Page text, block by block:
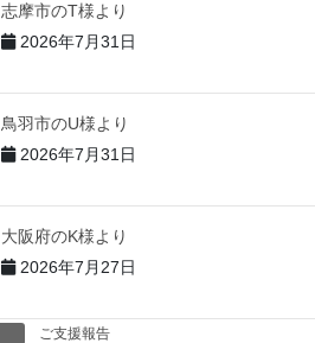
志摩市のT様より
2026年7月31日
鳥羽市のU様より
2026年7月31日
大阪府のK様より
2026年7月27日
ご支援報告